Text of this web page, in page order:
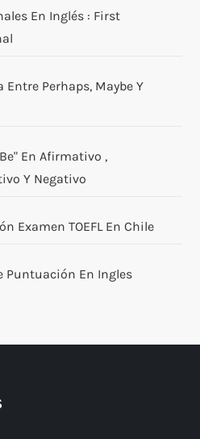
En Inglés : First
Entre Perhaps, Maybe Y
En Afirmativo ,
Y Negativo
Examen TOEFL En Chile
Puntuación En Ingles